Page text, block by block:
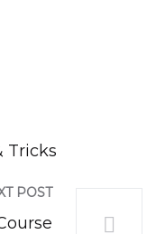
Tricks
POST